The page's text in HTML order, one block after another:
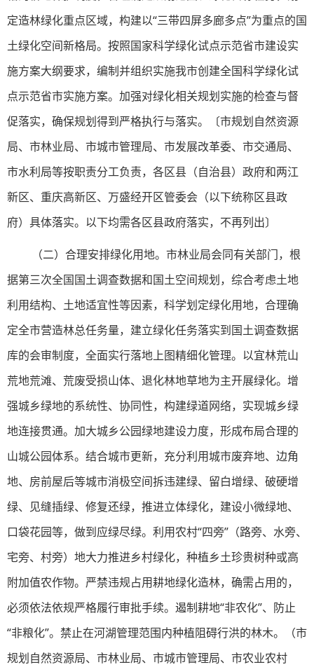
定造林绿化重点区域，构建以“三带四屏多廊多点”为重点的国
土绿化空间新格局。按照国家科学绿化试点示范省市建设实
施方案大纲要求，编制并组织实施我市创建全国科学绿化试
点示范省市实施方案。加强对绿化相关规划实施的检查与督
促落实，确保规划得到严格执行与落实。〔市规划自然资源
局、市林业局、市城市管理局、市发展改革委、市交通局、
市水利局等按职责分工负责，各区县（自治县）政府和两江
新区、重庆高新区、万盛经开区管委会（以下统称区县政
府）具体落实。以下均需各区县政府落实，不再列出〕
（二）合理安排绿化用地。市林业局会同有关部门，根
据第三次全国国土调查数据和国土空间规划，综合考虑土地
利用结构、土地适宜性等因素，科学划定绿化用地，合理确
定全市营造林总任务量，建立绿化任务落实到国土调查数据
库的会审制度，全面实行落地上图精细化管理。以宜林荒山
荒地荒滩、荒废受损山体、退化林地草地为主开展绿化。增
强城乡绿地的系统性、协同性，构建绿道网络，实现城乡绿
地连接贯通。加大城乡公园绿地建设力度，形成布局合理的
山城公园体系。结合城市更新，充分利用城市废弃地、边角
地、房前屋后等城市消极空间拆违建绿、留白增绿、破硬增
绿、见缝插绿、修复还绿，推进立体绿化，建设小微绿地、
口袋花园等，做到应绿尽绿。利用农村“四旁”（路旁、水旁、
宅旁、村旁）地大力推进乡村绿化，种植乡土珍贵树种或高
附加值农作物。严禁违规占用耕地绿化造林，确需占用的，
必须依法依规严格履行审批手续。遏制耕地“非农化”、防止
“非粮化”。禁止在河湖管理范围内种植阻碍行洪的林木。（市
规划自然资源局、市林业局、市城市管理局、市农业农村